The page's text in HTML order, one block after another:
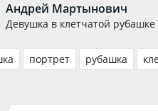
Андрей Мартынович
Девушка в клетчатой рубашке
портрет рубашка